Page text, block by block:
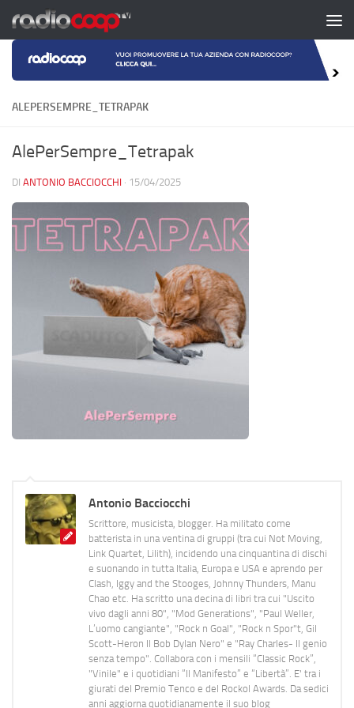
Salta al contenuto
ALEPERSEMPRE_TETRAPAK
AlePerSempre_Tetrapak
DI ANTONIO BACCIOCCHI · 15/04/2025
Antonio Bacciocchi
Scrittore, musicista, blogger. Ha militato come
batterista in una ventina di gruppi (tra cui Not Moving,
Link Quartet, Lilith), incidendo una cinquantina di dischi
e suonando in tutta Italia, Europa e USA e aprendo per
Clash, Iggy and the Stooges, Johnny Thunders, Manu
Chao etc. Ha scritto una decina di libri tra cui "Uscito
vivo dagli anni 80", "Mod Generations", "Paul Weller,
L’uomo cangiante", "Rock n Goal", "Rock n Spor"t, Gil
Scott-Heron Il Bob Dylan Nero" e "Ray Charles- Il genio
senza tempo". Collabora con i mensili “Classic Rock”,
"Vinile" e i quotidiani “Il Manifesto” e “Libertà”. E' tra i
giurati del Premio Tenco e del Rockol Awards. Da sedici
anni aggiorna quotidianamente il suo blog